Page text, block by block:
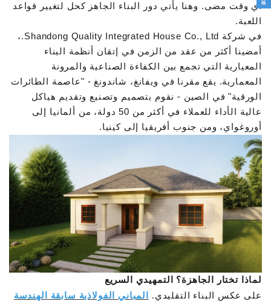
أي وقت مضى. وهنا يأتي دور البناء الجاهز كحل لتغيير قواعد
اللعبة.
في شركة Shandong Quality Integrated House Co., Ltd.،
أمضينا أكثر من عقد من الزمن في إتقان أنظمة البناء
المعيارية التي تجمع بين الكفاءة الصناعية والمرونة
المعمارية. يقع مقرنا في ويفانغ، شاندونغ - "عاصمة الطائرات
الورقية" في الصين - نقوم بتصميم وتصنيع وتقديم هياكل
عالية الأداء للعملاء في أكثر من 50 دولة، من ألمانيا إلى
أوروغواي، ومن جنوب أفريقيا إلى كينيا.
لماذا تختار الجاهزة؟ التمهيدي السريع
على عكس البناء التقليدي.
المباني الفولاذية سابقة الهندسة